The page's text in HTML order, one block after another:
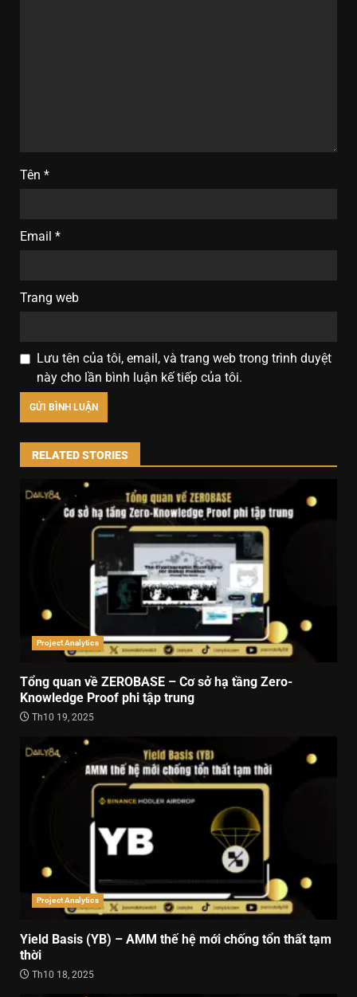
Tên *
Email *
Trang web
Lưu tên của tôi, email, và trang web trong trình duyệt
này cho lần bình luận kế tiếp của tôi.
RELATED STORIES
Project Analytics
Tổng quan về ZEROBASE – Cơ sở hạ tầng Zero-
Knowledge Proof phi tập trung
Th10 19, 2025
Project Analytics
Yield Basis (YB) – AMM thế hệ mới chống tổn thất tạm
thời
Th10 18, 2025